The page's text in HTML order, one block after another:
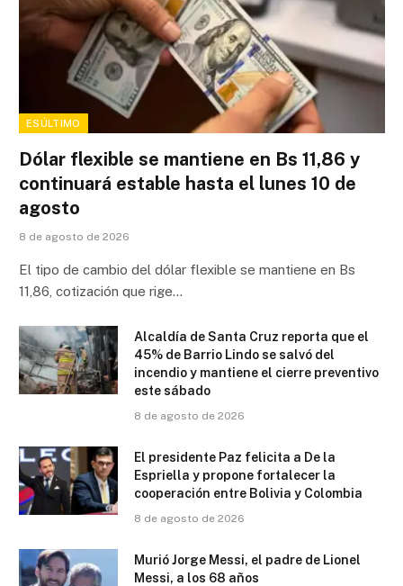
ESÚLTIMO
Dólar flexible se mantiene en Bs 11,86 y
continuará estable hasta el lunes 10 de
agosto
8 de agosto de 2026
El tipo de cambio del dólar flexible se mantiene en Bs
11,86, cotización que rige…
Alcaldía de Santa Cruz reporta que el
45% de Barrio Lindo se salvó del
incendio y mantiene el cierre preventivo
este sábado
8 de agosto de 2026
El presidente Paz felicita a De la
Espriella y propone fortalecer la
cooperación entre Bolivia y Colombia
8 de agosto de 2026
Murió Jorge Messi, el padre de Lionel
Messi, a los 68 años